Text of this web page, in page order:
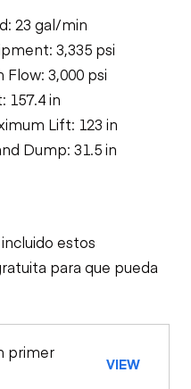
23 gal/min
3,335 psi
Flow: 3,000 psi
157.4 in
Lift: 123 in
Dump: 31.5 in
estos
para que pueda
primer
VIEW